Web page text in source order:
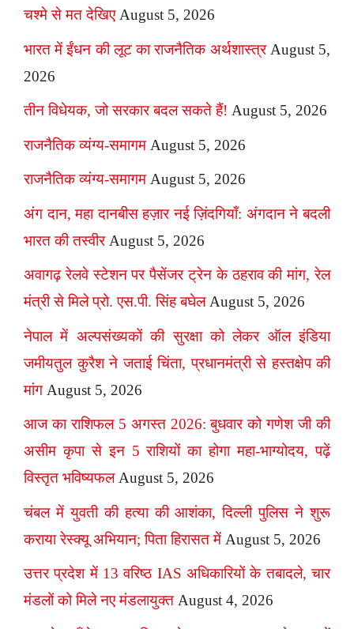
चश्मे से मत देखिए August 5, 2026
भारत में ईंधन की लूट का राजनैतिक अर्थशास्त्र August 5,
2026
तीन विधेयक, जो सरकार बदल सकते हैं! August 5, 2026
राजनैतिक व्यंग्य-समागम August 5, 2026
राजनैतिक व्यंग्य-समागम August 5, 2026
अंग दान, महा दानबीस हज़ार नई ज़िंदगियाँ: अंगदान ने बदली
भारत की तस्वीर August 5, 2026
अवागढ़ रेलवे स्टेशन पर पैसेंजर ट्रेन के ठहराव की मांग, रेल
मंत्री से मिले प्रो. एस.पी. सिंह बघेल August 5, 2026
नेपाल में अल्पसंख्यकों की सुरक्षा को लेकर ऑल इंडिया
जमीयतुल कुरैश ने जताई चिंता, प्रधानमंत्री से हस्तक्षेप की
मांग August 5, 2026
आज का राशिफल 5 अगस्त 2026: बुधवार को गणेश जी की
असीम कृपा से इन 5 राशियों का होगा महा-भाग्योदय, पढ़ें
विस्तृत भविष्यफल August 5, 2026
चंबल में युवती की हत्या की आशंका, दिल्ली पुलिस ने शुरू
कराया रेस्क्यू अभियान; पिता हिरासत में August 5, 2026
उत्तर प्रदेश में 13 वरिष्ठ IAS अधिकारियों के तबादले, चार
मंडलों को मिले नए मंडलायुक्त August 4, 2026